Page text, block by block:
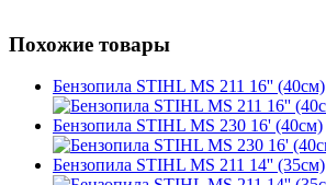
Похожие товары
Бензопила STIHL MS 211 16'' (40см)
Бензопила STIHL MS 230 16' (40см)
Бензопила STIHL MS 211 14'' (35см)